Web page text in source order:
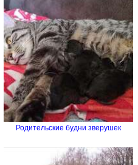
Родительские будни зверушек